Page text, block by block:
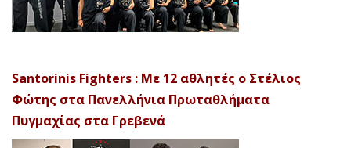
Santorinis Fighters : Με 12 αθλητές ο Στέλιος
Φώτης στα Πανελλήνια Πρωταθλήματα
Πυγμαχίας στα Γρεβενά